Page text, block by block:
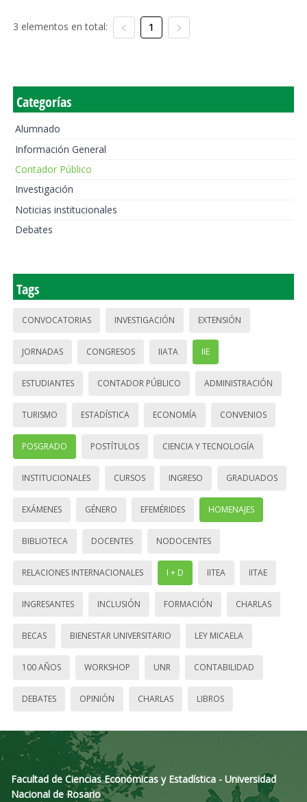
3 elementos en total: 1
Categorías
Alumnado
Información General
Contador Público
Investigación
Noticias institucionales
Debates
Tags
CONVOCATORIAS INVESTIGACIÓN EXTENSIÓN
JORNADAS CONGRESOS IIATA IIE
ESTUDIANTES CONTADOR PÚBLICO ADMINISTRACIÓN
TURISMO ESTADÍSTICA ECONOMÍA CONVENIOS
POSGRADO POSTÍTULOS CIENCIA Y TECNOLOGÍA
INSTITUCIONALES CURSOS INGRESO GRADUADOS
EXÁMENES GÉNERO EFEMÉRIDES HOMENAJES
BIBLIOTECA DOCENTES NODOCENTES
RELACIONES INTERNACIONALES I + D IITEA IITAE
INGRESANTES INCLUSIÓN FORMACIÓN CHARLAS
BECAS BIENESTAR UNIVERSITARIO LEY MICAELA
100 AÑOS WORKSHOP UNR CONTABILIDAD
DEBATES OPINIÓN CHARLAS LIBROS
Facultad de Ciencias Económicas y Estadística - Universidad
Nacional de Rosario